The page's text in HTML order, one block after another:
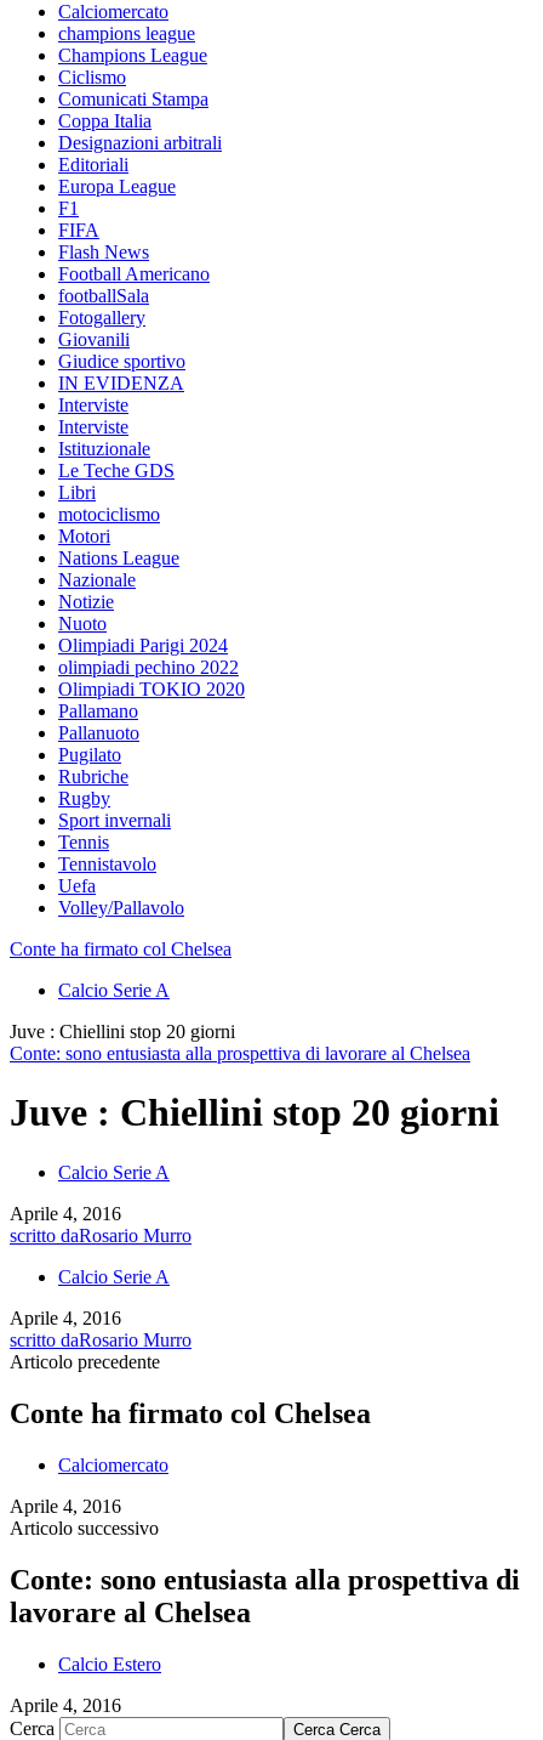
Calciomercato
champions league
Champions League
Ciclismo
Comunicati Stampa
Coppa Italia
Designazioni arbitrali
Editoriali
Europa League
F1
FIFA
Flash News
Football Americano
footballSala
Fotogallery
Giovanili
Giudice sportivo
IN EVIDENZA
Interviste
Interviste
Istituzionale
Le Teche GDS
Libri
motociclismo
Motori
Nations League
Nazionale
Notizie
Nuoto
Olimpiadi Parigi 2024
olimpiadi pechino 2022
Olimpiadi TOKIO 2020
Pallamano
Pallanuoto
Pugilato
Rubriche
Rugby
Sport invernali
Tennis
Tennistavolo
Uefa
Volley/Pallavolo
Conte ha firmato col Chelsea
Calcio Serie A
Juve : Chiellini stop 20 giorni
Conte: sono entusiasta alla prospettiva di lavorare al Chelsea
Juve : Chiellini stop 20 giorni
Calcio Serie A
Aprile 4, 2016
scritto daRosario Murro
Calcio Serie A
Aprile 4, 2016
scritto daRosario Murro
Articolo precedente
Conte ha firmato col Chelsea
Calciomercato
Aprile 4, 2016
Articolo successivo
Conte: sono entusiasta alla prospettiva di
lavorare al Chelsea
Calcio Estero
Aprile 4, 2016
Cerca
Cerca Cerca